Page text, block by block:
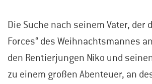
Die Suche nach seinem Vater, der
Forces“ des Weihnachtsmannes
den Rentierjungen Niko und
zu einem großen Abenteuer, an